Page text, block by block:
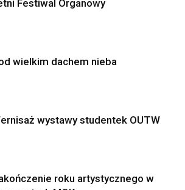
Festiwal Organowy
wielkim dachem nieba
wystawy studentek OUTW
roku artystycznego w